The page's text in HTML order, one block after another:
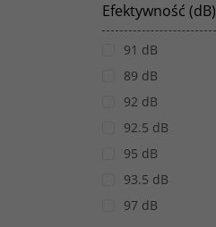
Efektywność (dB)
91 dB
89 dB
92 dB
92.5 dB
95 dB
93.5 dB
97 dB